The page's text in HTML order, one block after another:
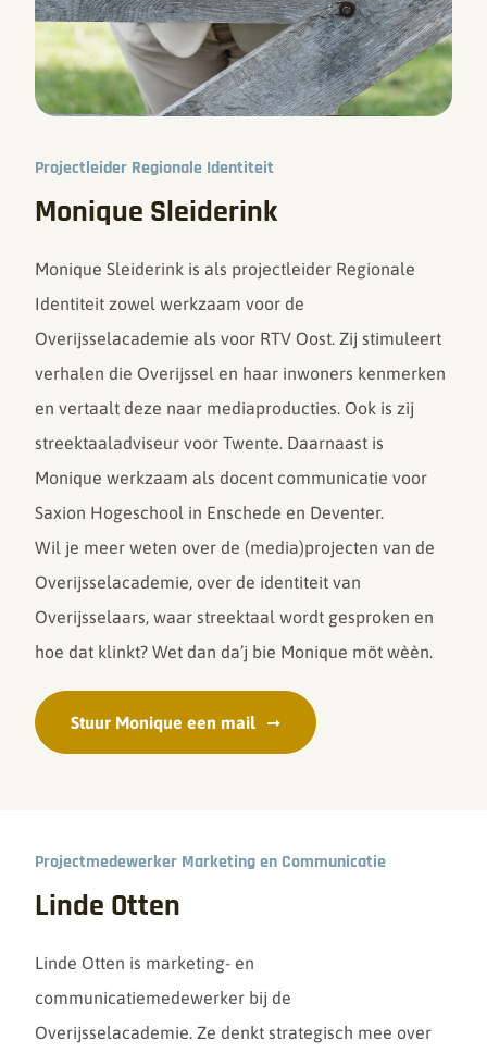
Projectleider Regionale Identiteit
Monique Sleiderink
Monique Sleiderink is als projectleider Regionale
Identiteit zowel werkzaam voor de
Overijsselacademie als voor RTV Oost. Zij stimuleert
verhalen die Overijssel en haar inwoners kenmerken
en vertaalt deze naar mediaproducties. Ook is zij
streektaaladviseur voor Twente. Daarnaast is
Monique werkzaam als docent communicatie voor
Saxion Hogeschool in Enschede en Deventer.
Wil je meer weten over de (media)projecten van de
Overijsselacademie, over de identiteit van
Overijsselaars, waar streektaal wordt gesproken en
hoe dat klinkt? Wet dan da’j bie Monique möt wèèn.
Stuur Monique een mail
Projectmedewerker Marketing en Communicatie
Linde Otten
Linde Otten is marketing- en
communicatiemedewerker bij de
Overijsselacademie. Ze denkt strategisch mee over